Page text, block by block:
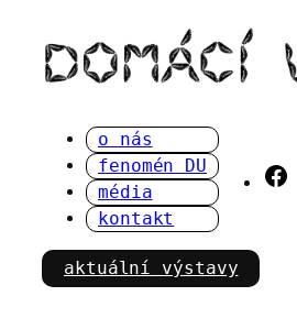
obsah
o nás
fenomén DU
média
kontakt
aktuální výstavy